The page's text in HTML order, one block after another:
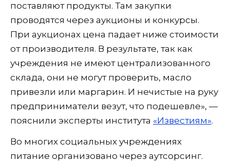
поставляют продукты. Там закупки
проводятся через аукционы и конкурсы.
При аукционах цена падает ниже стоимости
от производителя. В результате, так как
учреждения не имеют централизованного
склада, они не могут проверить, масло
привезли или маргарин. И нечистые на руку
предприниматели везут, что подешевле», —
пояснили эксперты института «Известиям».
Во многих социальных учреждениях
питание организовано через аутсорсинг.